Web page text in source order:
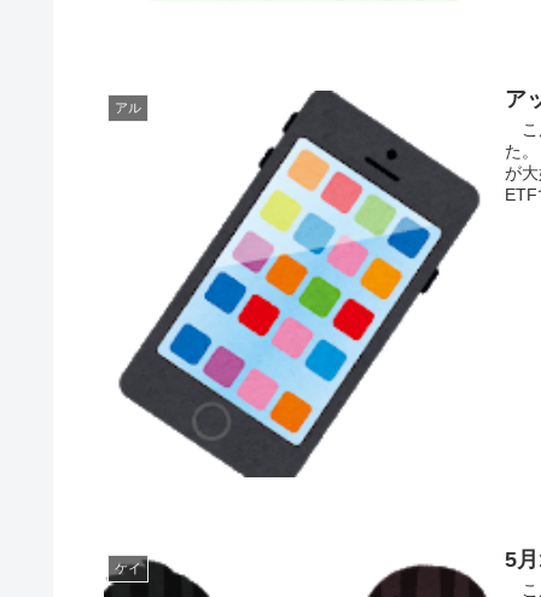
アル ア
こ
た
が
ケイ 5
こ